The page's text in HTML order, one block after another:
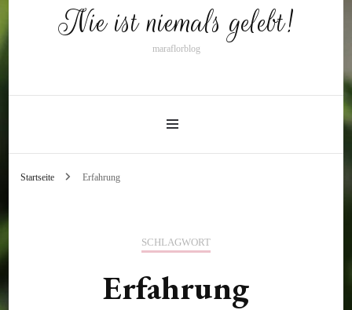
Nie ist niemals gelebt!
maraflorblog
Startseite Erfahrung
SCHLAGWORT
Erfahrung